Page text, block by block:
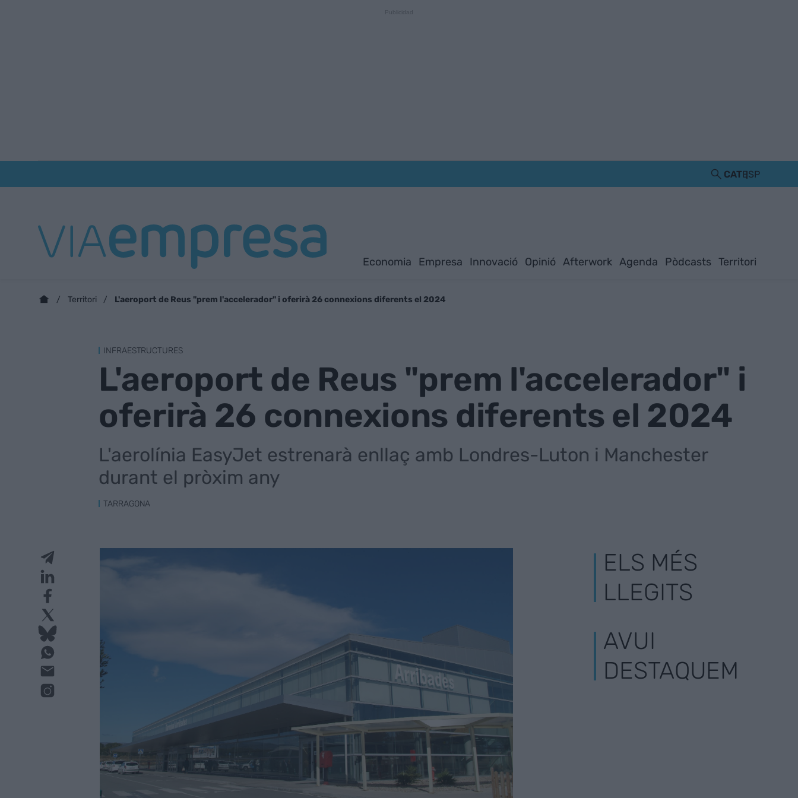
CATESP
Economia Empresa Innovació Opinió Afterwork Agenda Pòdcasts Territori
Territori L'aeroport de Reus "prem l'accelerador" i oferirà 26 connexions diferents el 2024
INFRAESTRUCTURES
L'aeroport de Reus "prem l'accelerador" i
oferirà 26 connexions diferents el 2024
L'aerolínia EasyJet estrenarà enllaç amb Londres-Luton i Manchester
durant el pròxim any
TARRAGONA
ELS MÉS
LLEGITS
AVUI
DESTAQUEM